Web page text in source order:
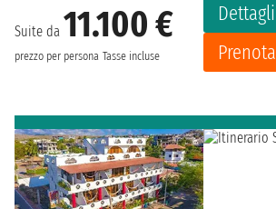
Suite da 11.100 €
prezzo per persona Tasse incluse
Dettagli
Prenota